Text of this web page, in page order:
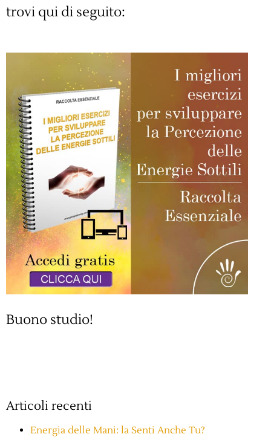
trovi qui di seguito:
Buono studio!
Articoli recenti
Energia delle Mani: la Senti Anche Tu?